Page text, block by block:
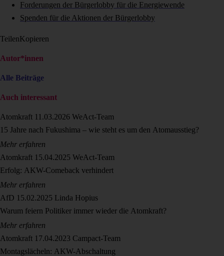
Forderungen der Bürgerlobby für die Energiewende
Spenden für die Aktionen der Bürgerlobby
TeilenKopieren
Autor*innen
Alle Beiträge
Auch interessant
Atomkraft 11.03.2026 WeAct-Team
15 Jahre nach Fukushima – wie steht es um den Atomausstieg?
Mehr erfahren
Atomkraft 15.04.2025 WeAct-Team
Erfolg: AKW-Comeback verhindert
Mehr erfahren
AfD 15.02.2025 Linda Hopius
Warum feiern Politiker immer wieder die Atomkraft?
Mehr erfahren
Atomkraft 17.04.2023 Campact-Team
Montagslächeln: AKW-Abschaltung